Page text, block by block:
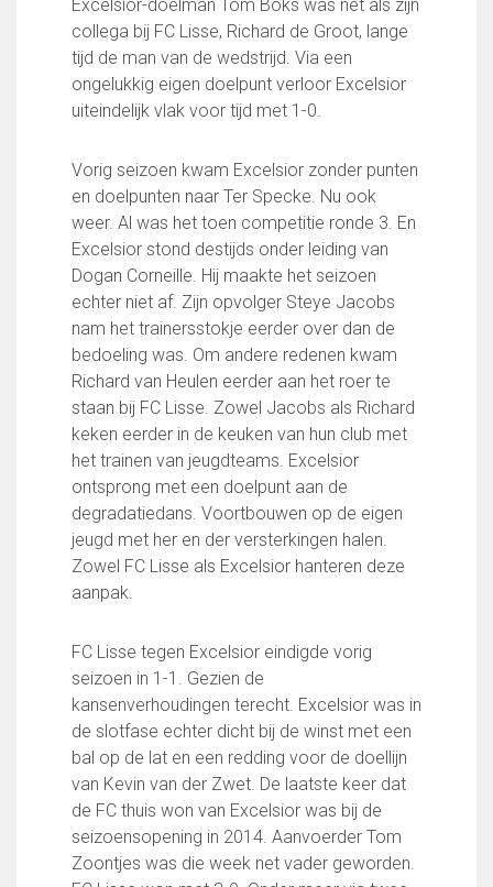
VOLG ONS OP:
Excelsior-doelman Tom Boks was net als zijn
collega bij FC Lisse, Richard de Groot, lange
tijd de man van de wedstrijd. Via een
ongelukkig eigen doelpunt verloor Excelsior
uiteindelijk vlak voor tijd met 1-0.
Vorig seizoen kwam Excelsior zonder punten
en doelpunten naar Ter Specke. Nu ook
weer. Al was het toen competitie ronde 3. En
Excelsior stond destijds onder leiding van
Dogan Corneille. Hij maakte het seizoen
echter niet af. Zijn opvolger Steye Jacobs
nam het trainersstokje eerder over dan de
bedoeling was. Om andere redenen kwam
Richard van Heulen eerder aan het roer te
staan bij FC Lisse. Zowel Jacobs als Richard
keken eerder in de keuken van hun club met
het trainen van jeugdteams. Excelsior
ontsprong met een doelpunt aan de
degradatiedans. Voortbouwen op de eigen
jeugd met her en der versterkingen halen.
Zowel FC Lisse als Excelsior hanteren deze
aanpak.
FC Lisse tegen Excelsior eindigde vorig
seizoen in 1-1. Gezien de
kansenverhoudingen terecht. Excelsior was in
de slotfase echter dicht bij de winst met een
bal op de lat en een redding voor de doellijn
van Kevin van der Zwet. De laatste keer dat
de FC thuis won van Excelsior was bij de
seizoensopening in 2014. Aanvoerder Tom
Zoontjes was die week net vader geworden.